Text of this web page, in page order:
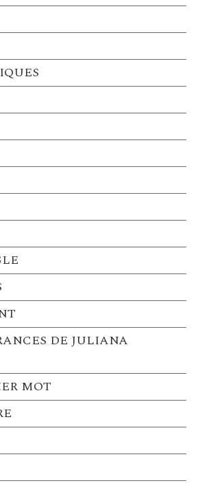
DE JULIANA
MOT